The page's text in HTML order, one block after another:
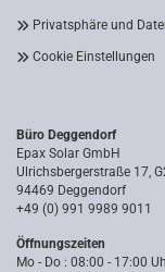
Privatsphäre und
Cookie Einstellungen
Büro Deggendorf
Epax Solar GmbH
Ulrichsbergerstraße 17,
94469 Deggendorf
+49 (0) 991 9989 9011
Öffnungszeiten
Mo - Do : 08:00 - 17:00